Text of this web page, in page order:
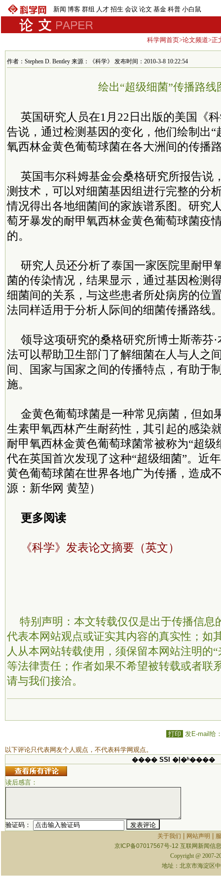
新闻 博客 群组 人才 招生 会议 论文 基金 科普 小白鼠
科学网首页>论文频道>正
作者：Stephen D. Bentley 来源：《科学》 发布时间：2010-3-8 10:22:54
绘出“超级细菌”传播路线
英国研究人员在1月22日出版的美国《
告说，通过检测基因的变化，他们绘制出
氧西林金黄色葡萄球菌在各大洲间的传播
英国韦尔科姆基金会桑格研究所报告说
测技术，可以对细菌基因组进行完整的分
情况得出各地细菌间的家族谱系图。研究
萄牙暴发的耐甲氧西林金黄色葡萄球菌疫
的。
研究人员还分析了泰国一家医院里耐甲
菌的传染情况，结果显示，通过基因检测
细菌间的关系，与这些患者所处病房的位
法同样适用于分析人际间的细菌传播路线
领导这项研究的桑格研究所博士斯蒂芬
法可以帮助卫生部门了解细菌在人与人之
间、国家与国家之间的传播特点，有助于
施。
金黄色葡萄球菌是一种常见病菌，但如
生素甲氧西林产生耐药性，其引起的感染
耐甲氧西林金黄色葡萄球菌常被称为“超级
代在英国首次发现了这种“超级细菌”。近
黄色葡萄球菌在世界各地广为传播，造成
源：新华网 黄堃）
更多阅读
《科学》发表论文摘要（英文）
特别声明：本文转载仅仅是出于传播信息
代表本网站观点或证实其内容的真实性；如
人从本网站转载使用，须保留本网站注明的
等法律责任；作者如果不希望被转载或者联
请与我们接洽。
打印 发E-mail给
以下评论只代表网友个人观点，不代表科学网观点。
���� SSI �ļ�ʱ����
读后感言：
验证码：
关于我们 | 网站声明 |
京ICP备07017567号-12 互联网新闻信
Copyright @ 2007-
地址：北京市海淀区